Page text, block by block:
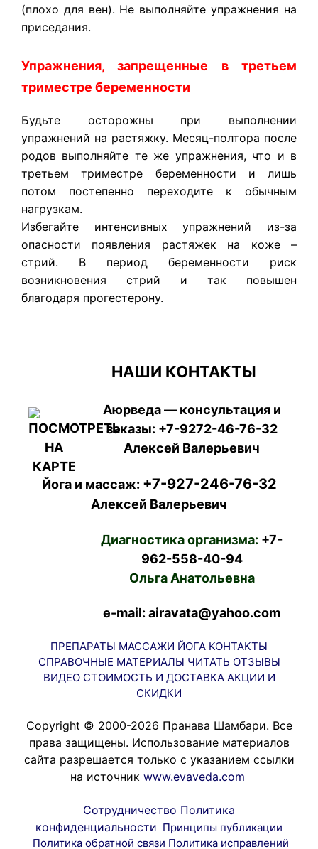
(плохо для вен). Не выполняйте упражнения на
приседания.
Упражнения, запрещенные в третьем
триместре беременности
Будьте осторожны при выполнении
упражнений на растяжку. Месяц-полтора после
родов выполняйте те же упражнения, что и в
третьем триместре беременности и лишь
потом постепенно переходите к обычным
нагрузкам.
Избегайте интенсивных упражнений из-за
опасности появления растяжек на коже –
стрий. В период беременности риск
возникновения стрий и так повышен
благодаря прогестерону.
НАШИ КОНТАКТЫ
Аюрведа — консультация и
заказы: +7-9272-46-76-32
Алексей Валерьевич
Йога и массаж: +7-927-246-76-32
Алексей Валерьевич
Диагностика организма: +7-
962-558-40-94
Ольга Анатольевна
e-mail: airavata@yahoo.com
ПРЕПАРАТЫ МАССАЖИ ЙОГА КОНТАКТЫ
СПРАВОЧНЫЕ МАТЕРИАЛЫ ЧИТАТЬ ОТЗЫВЫ
ВИДЕО СТОИМОСТЬ И ДОСТАВКА АКЦИИ И
СКИДКИ
Copyright © 2000-2026 Пранава Шамбари. Все
права защищены. Использование материалов
сайта разрешается только с указанием ссылки
на источник www.evaveda.com
Сотрудничество Политика
конфиденциальности Принципы публикации
Политика обратной связи Политика исправлений